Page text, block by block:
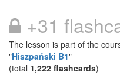
+31
The lesson is part of the
"Hiszpański B1"
(total 1,222 flashcards)